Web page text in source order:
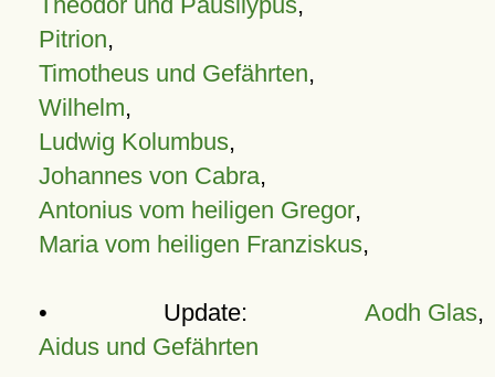
Pitrion,
Timotheus und Gefährten,
Wilhelm,
Ludwig Kolumbus,
Johannes von Cabra,
Antonius vom heiligen Gregor,
Maria vom heiligen Franziskus,
• Update: Aodh Glas,
Aidus und Gefährten